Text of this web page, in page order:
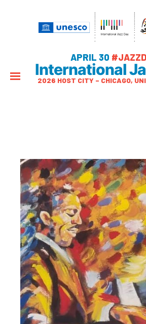
APRIL 30
International
2026 HOST CITY – CHICAGO,